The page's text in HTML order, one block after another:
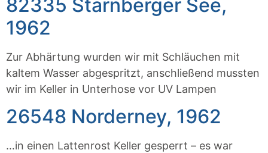
82335 Starnberger See,
1962
Zur Abhärtung wurden wir mit Schläuchen mit
kaltem Wasser abgespritzt, anschließend mussten
wir im Keller in Unterhose vor UV Lampen
26548 Norderney, 1962
…in einen Lattenrost Keller gesperrt – es war